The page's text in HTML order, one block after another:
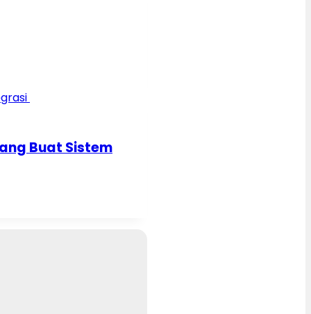
Buat Sistem